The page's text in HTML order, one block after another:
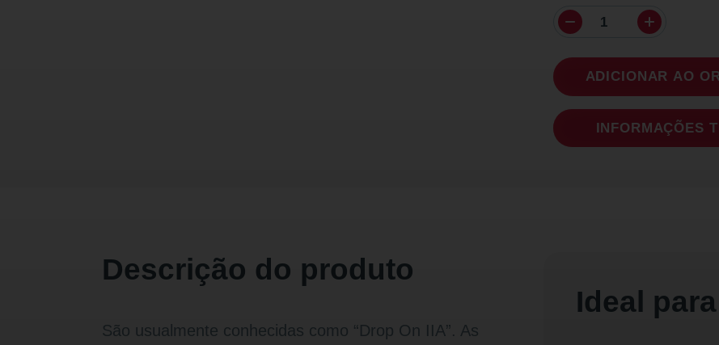
ADICIONAR AO
INFORMAÇÕES
Descrição do produto
São usualmente conhecidas como “Drop On IIA”. As
Ideal para